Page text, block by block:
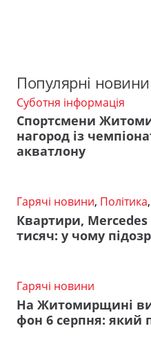
Популярні новини
Суботня інформація
Спортсмени
нагород із
акватлону
Гарячі новини, Політика,
Квартири, Mercedes
тисяч: у чому
Гарячі новини
На Житомирщині
фон 6 серпня: який